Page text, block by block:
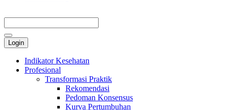
Login
Indikator Kesehatan
Profesional
Transformasi Praktik
Rekomendasi
Pedoman Konsensus
Kurva Pertumbuhan